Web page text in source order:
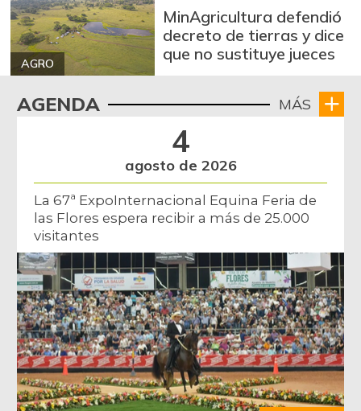
AGRO
MinAgricultura defendió
decreto de tierras y dice
que no sustituye jueces
AGENDA MÁS
4
agosto de 2026
La 67ª ExpoInternacional Equina Feria de
las Flores espera recibir a más de 25.000
visitantes